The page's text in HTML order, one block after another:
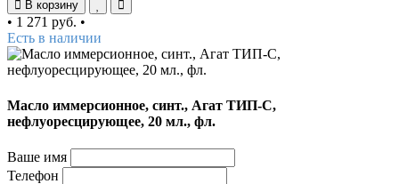
В корзину
• 1 271 руб. •
Есть в наличии
Масло иммерсионное, синт., Агат ТИП-С,
нефлуоресцирующее, 20 мл., фл.
Ваше имя
Телефон